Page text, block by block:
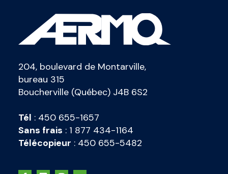
204, boulevard de Montarville,
bureau 315
Boucherville (Québec) J4B 6S2
Tél : 450 655-1657
Sans frais : 1 877 434-1164
Télécopieur : 450 655-5482